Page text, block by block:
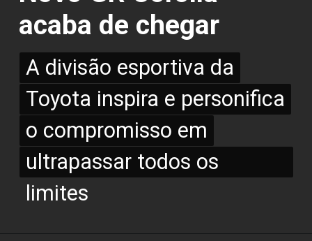
acaba de chegar
A divisão esportiva da
Toyota inspira e personifica
o compromisso em
ultrapassar todos os limites
A divisão esportiva da
Toyota inspira e personifica
o compromisso em
ultrapassar todos os
limites